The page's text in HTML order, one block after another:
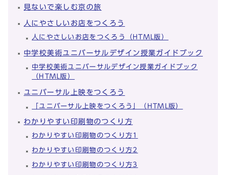
見ないで楽しむ京の旅
人にやさしいお店をつくろう
人にやさしいお店をつくろう（HTML版）
中学校美術ユニバーサルデザイン授業ガイドブック
中学校美術ユニバーサルデザイン授業ガイドブック
（HTML版）
ユニバーサル上映をつくろう
「ユニバーサル上映をつくろう」（HTML版）
わかりやすい印刷物のつくり方
わかりやすい印刷物のつくり方1
わかりやすい印刷物のつくり方2
わかりやすい印刷物のつくり方3